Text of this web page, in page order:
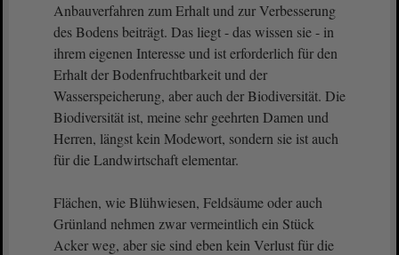
Anbauverfahren zum Erhalt und zur Verbesserung
des Bodens beiträgt. Das liegt - das wissen sie - in
ihrem eigenen Interesse und ist erforderlich für den
Erhalt der Bodenfruchtbarkeit und der
Wasserspeicherung, aber auch der Biodiversität. Die
Biodiversität ist, meine sehr geehrten Damen und
Herren, längst kein Modewort, sondern sie ist auch
für die Landwirtschaft elementar.
Flächen, wie Blühwiesen, Feldsäume oder auch
Grünland nehmen zwar vermeintlich ein Stück
Acker weg, aber sie sind eben kein Verlust für die